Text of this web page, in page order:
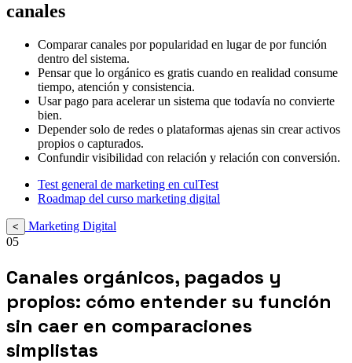
canales
Comparar canales por popularidad en lugar de por función
dentro del sistema.
Pensar que lo orgánico es gratis cuando en realidad consume
tiempo, atención y consistencia.
Usar pago para acelerar un sistema que todavía no convierte
bien.
Depender solo de redes o plataformas ajenas sin crear activos
propios o capturados.
Confundir visibilidad con relación y relación con conversión.
Test general de marketing en culTest
Roadmap del curso marketing digital
<
Marketing Digital
05
Canales orgánicos, pagados y
propios: cómo entender su función
sin caer en comparaciones
simplistas